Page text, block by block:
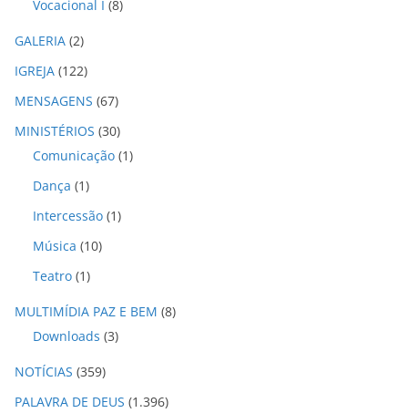
Vocacional I (8)
GALERIA (2)
IGREJA (122)
MENSAGENS (67)
MINISTÉRIOS (30)
Comunicação (1)
Dança (1)
Intercessão (1)
Música (10)
Teatro (1)
MULTIMÍDIA PAZ E BEM (8)
Downloads (3)
NOTÍCIAS (359)
PALAVRA DE DEUS (1.396)